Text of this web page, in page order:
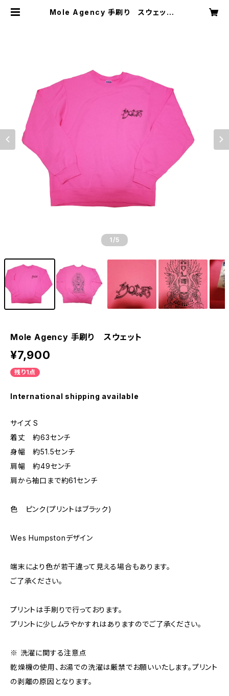
Mole Agency 手刷り スウェット |
1 /5
Mole Agency 手刷り スウェット
¥7,900
残り1点
International shipping available
サイズ S
着丈 約63センチ
身幅 約51.5センチ
肩幅 約49センチ
肩から袖口まで約61センチ
色 ピンク(プリントはブラック)
Wes Humpstonデザイン
端末により色が若干違って見える場合もあります。
ご了承ください。
プリントは手刷りで行っております。
プリントに少しムラやかすれはありますのでご了承ください。
※ 洗濯に関する注意点
乾燥機の使用、お湯での洗濯は厳禁でお願いいたします。プリント
の剥離の原因となります。